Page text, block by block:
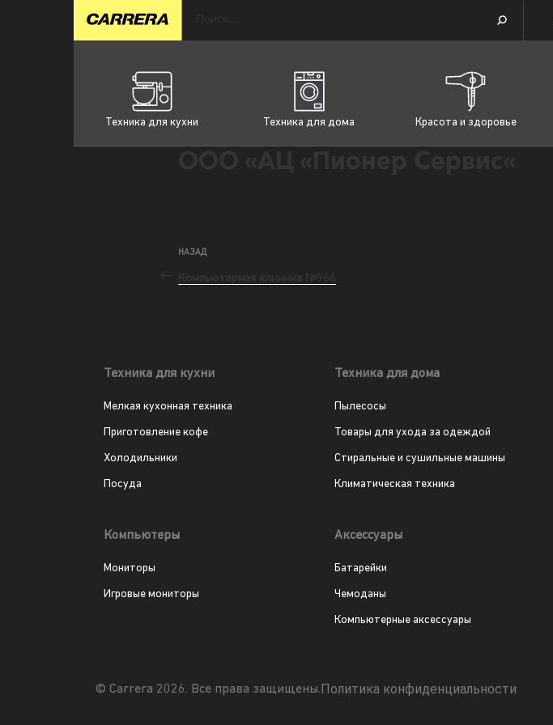
Техника для кухни Техника для дома Красота и здоровье
НАЗАД
Техника для кухни
Мелкая кухонная техника
Приготовление кофе
Холодильники
Посуда
Техника для дома
Пылесосы
Товары для ухода за одеждой
Стиральные и сушильные машины
Климатическая техника
Компьютеры
Мониторы
Игровые мониторы
Аксессуары
Батарейки
Чемоданы
Компьютерные аксессуары
© Carrera 2026. Все права защищены.Политика конфиденциальности